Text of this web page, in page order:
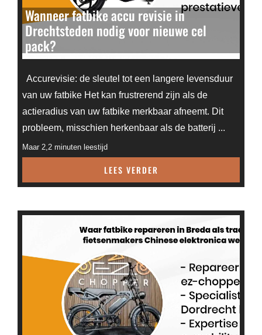
Wanneer fatbike accu revisie in
Drechtsteden nodig voor nieuwe cel
pack?
Accurevisie: de sleutel tot een langere levensduur
van uw fatbike Het kan frustrerend zijn als de
actieradius van uw fatbike merkbaar afneemt. Dit
probleem, misschien herkenbaar als de batterij ...
Maar 2,2 minuten leestijd
LEES VERDER